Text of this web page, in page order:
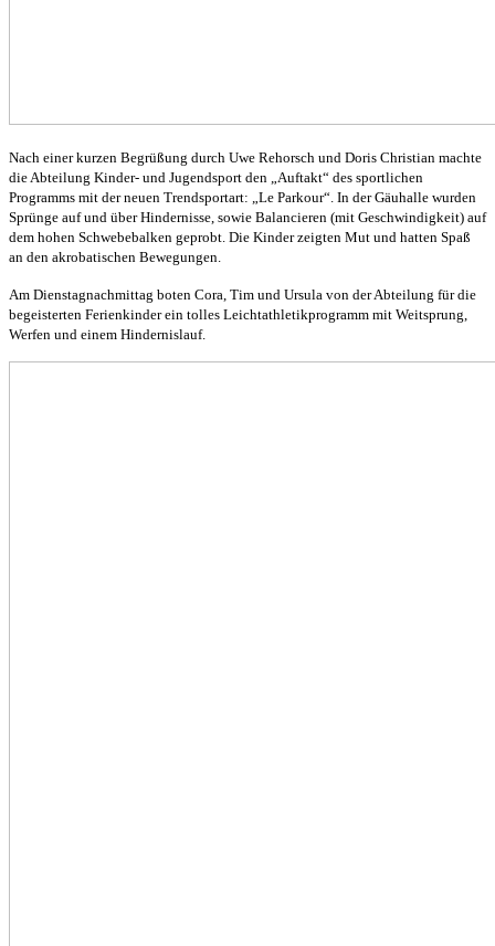
Nach einer kurzen Begrüßung durch Uwe Rehorsch und Doris Christian machte
die Abteilung Kinder- und Jugendsport den „Auftakt“ des sportlichen
Programms mit der neuen Trendsportart: „Le Parkour“. In der Gäuhalle wurden
Sprünge auf und über Hindernisse, sowie Balancieren (mit Geschwindigkeit) auf
dem hohen Schwebebalken geprobt. Die Kinder zeigten Mut und hatten Spaß
an den akrobatischen Bewegungen.
Am Dienstagnachmittag boten Cora, Tim und Ursula von der Abteilung für die
begeisterten Ferienkinder ein tolles Leichtathletikprogramm mit Weitsprung,
Werfen und einem Hindernislauf.